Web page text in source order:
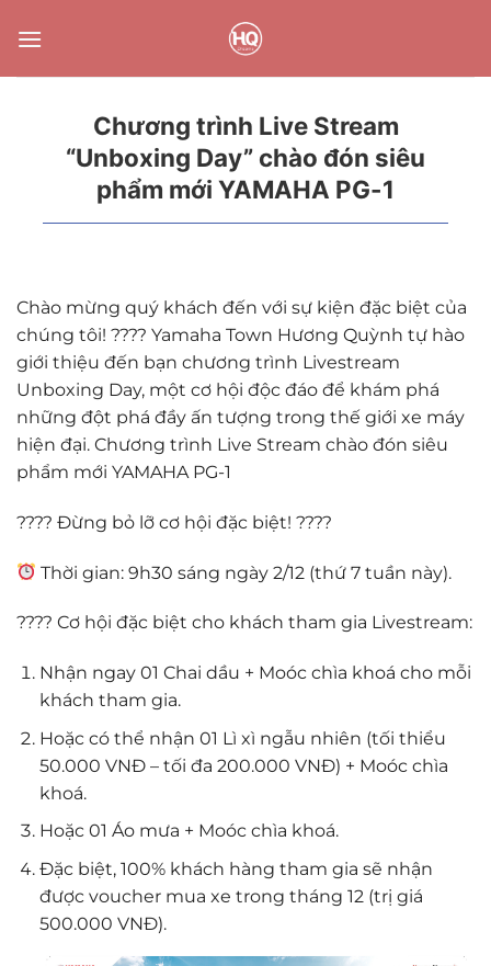
qua
Chương trình Live Stream
“Unboxing Day” chào đón siêu
phẩm mới YAMAHA PG-1
Chào mừng quý khách đến với sự kiện đặc biệt của
chúng tôi! ???? Yamaha Town Hương Quỳnh tự hào
giới thiệu đến bạn chương trình Livestream
Unboxing Day, một cơ hội độc đáo để khám phá
những đột phá đầy ấn tượng trong thế giới xe máy
hiện đại. Chương trình Live Stream chào đón siêu
phẩm mới YAMAHA PG-1
???? Đừng bỏ lỡ cơ hội đặc biệt! ????
Thời gian: 9h30 sáng ngày 2/12 (thứ 7 tuần này).
???? Cơ hội đặc biệt cho khách tham gia Livestream:
Nhận ngay 01 Chai dầu + Moóc chìa khoá cho mỗi
khách tham gia.
Hoặc có thể nhận 01 Lì xì ngẫu nhiên (tối thiểu
50.000 VNĐ – tối đa 200.000 VNĐ) + Moóc chìa
khoá.
Hoặc 01 Áo mưa + Moóc chìa khoá.
Đặc biệt, 100% khách hàng tham gia sẽ nhận
được voucher mua xe trong tháng 12 (trị giá
500.000 VNĐ).